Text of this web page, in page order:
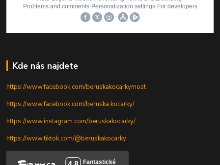
Kde nás najdete
https://www.facebook.com/beruskakocarkymost
https://www.facebook.com/beruska.kocarky/
https://www.instagram.com/beruskakocarky/
https://www.tiktok.com/@beruskakocarky